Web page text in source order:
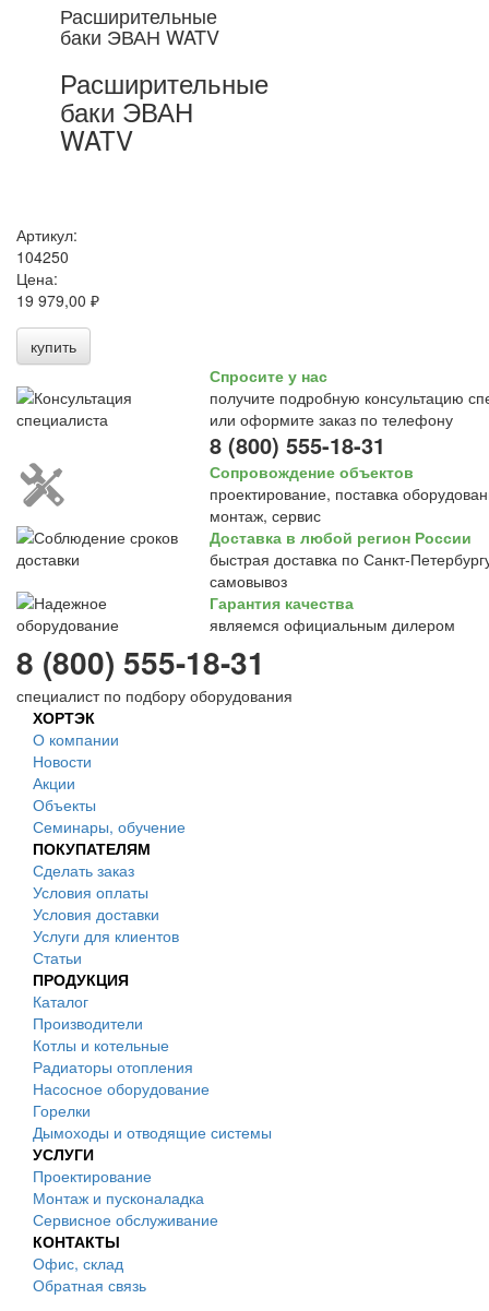
Расширительные
баки ЭВАН WATV
Расширительные
баки ЭВАН
WATV
Артикул:
104250
Цена:
19 979,00 ₽
купить
Спросите у нас
получите подробную консультацию
или оформите заказ по телефону
8 (800) 555-18-31
Сопровождение объектов
проектирование, поставка
монтаж, сервис
Доставка в любой регион России
быстрая доставка по Санкт-
самовывоз
Гарантия качества
являемся официальным дилером
8 (800) 555-18-31
специалист по подбору оборудования
ХОРТЭК
О компании
Новости
Акции
Объекты
Семинары, обучение
ПОКУПАТЕЛЯМ
Сделать заказ
Условия оплаты
Условия доставки
Услуги для клиентов
Статьи
ПРОДУКЦИЯ
Каталог
Производители
Котлы и котельные
Радиаторы отопления
Насосное оборудование
Горелки
Дымоходы и отводящие системы
УСЛУГИ
Проектирование
Монтаж и пусконаладка
Сервисное обслуживание
КОНТАКТЫ
Офис, склад
Обратная связь